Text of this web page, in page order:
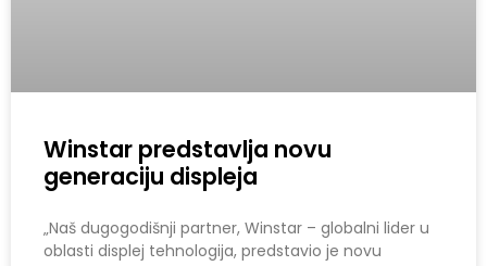
Winstar predstavlja novu
generaciju displeja
„Naš dugogodišnji partner, Winstar – globalni lider u
oblasti displej tehnologija, predstavio je novu